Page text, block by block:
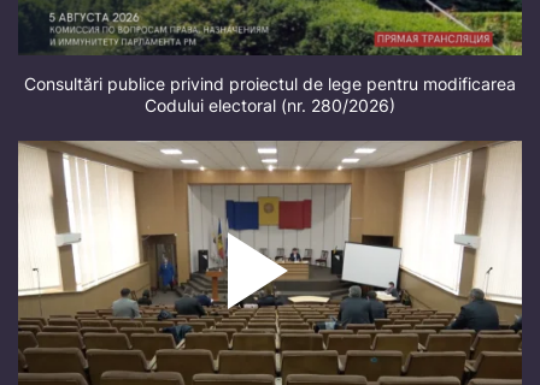
Consultări publice privind proiectul de lege pentru modificarea
Codului electoral (nr. 280/2026)